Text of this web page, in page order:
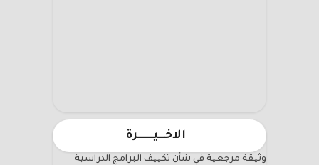
الاخـــيـــــــرة
وثيقة مرجعية في شأن تكييف البرامج الدراسية –